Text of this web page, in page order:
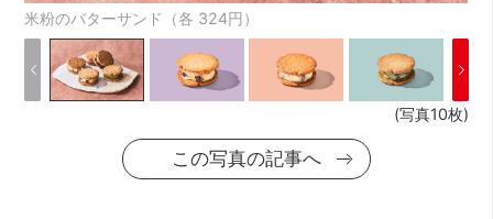
米粉のバターサンド（各 324円）
(写真10枚)
この写真の記事へ